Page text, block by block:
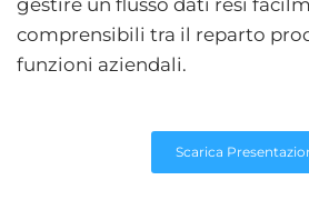
comprensibili tra il reparto
funzioni aziendali.​
Scarica